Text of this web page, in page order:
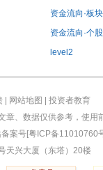
资金流向·板块
资金流向·个股
level2
网站地图
投资者教育
章、数据仅供参考，使用
案号[粤ICP备11010760
天兴大厦（东塔）20楼